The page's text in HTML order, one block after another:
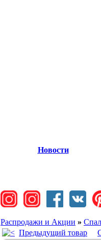
Новости
Распродажи и Акции »
Предыдущий товар